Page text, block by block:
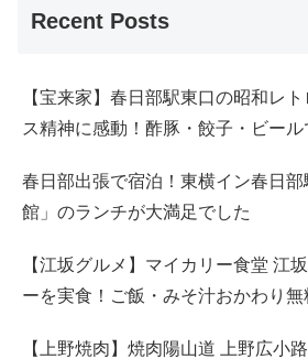
Recent Posts
【宝来家】春日部駅東口の昭和レ
ス精神に感動！酢豚・餃子・ビール
春日部出張で宿泊！東横イン春日
館」のランチが大満足でした
【江坂グルメ】マイカリー食堂 江
ーを実食！ご飯・みそ汁おかわり
【上野焼肉】焼肉陽山道 上野広小